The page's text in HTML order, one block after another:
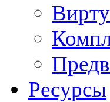
Ресурсы